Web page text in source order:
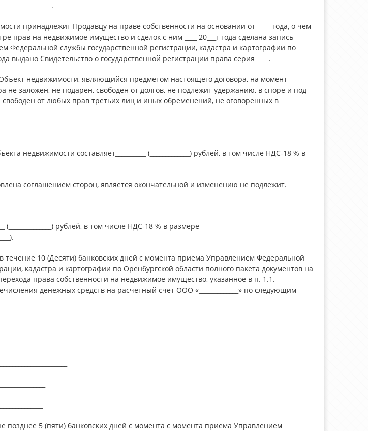
принадлежит Продавцу на праве собственности на основании от _____года, о чем
прав на недвижимое имущество и сделок с ним ____ 20___г года сделана запись
Федеральной службы государственной регистрации, кадастра и картографии по
выдано Свидетельство о государственной регистрации права серия ____.
недвижимости, являющийся предметом настоящего договора, на момент
не заложен, не подарен, свободен от долгов, не подлежит удержанию, в споре и под
свободен от любых прав третьих лиц и иных обременений, не оговоренных в
недвижимости составляет__________ (_____________) рублей, в том числе НДС-18 % в
соглашением сторон, является окончательной и изменению не подлежит.
(______________) рублей, в том числе НДС-18 % в размере
в течение 10 (Десяти) банковских дней с момента приема Управлением Федеральной
кадастра и картографии по Оренбургской области полного пакета документов на
права собственности на недвижимое имущество, указанное в п. 1.1.
денежных средств на расчетный счет ООО «_____________» по следующим
позднее 5 (пяти) банковских дней с момента с момента приема Управлением